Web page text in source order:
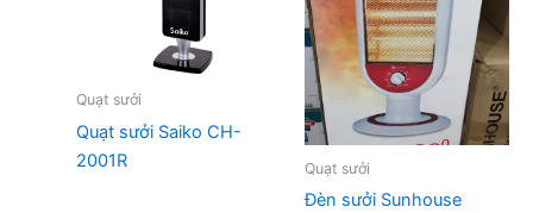
Quạt sưởi
Quạt sưởi Saiko CH-
2001R
Quạt sưởi
Đèn sưởi Sunhouse